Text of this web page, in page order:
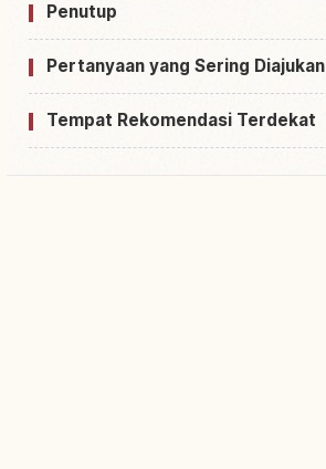
Penutup
Pertanyaan yang Sering Diajukan
Tempat Rekomendasi Terdekat